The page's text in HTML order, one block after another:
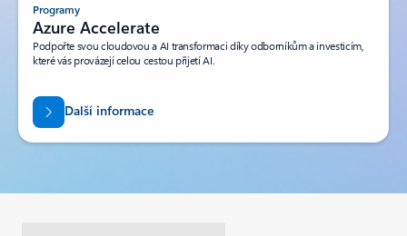
Programy
Azure Accelerate
Podpořte svou cloudovou a AI transformaci díky odborníkům a investicím,
které vás provázejí celou cestou přijetí AI.
Další informace